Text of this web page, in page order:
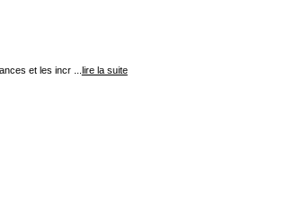
et les incr ... lire la suite